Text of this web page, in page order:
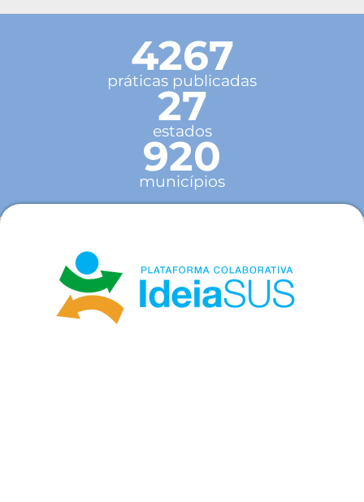
4267
práticas publicadas
27
estados
920
municípios